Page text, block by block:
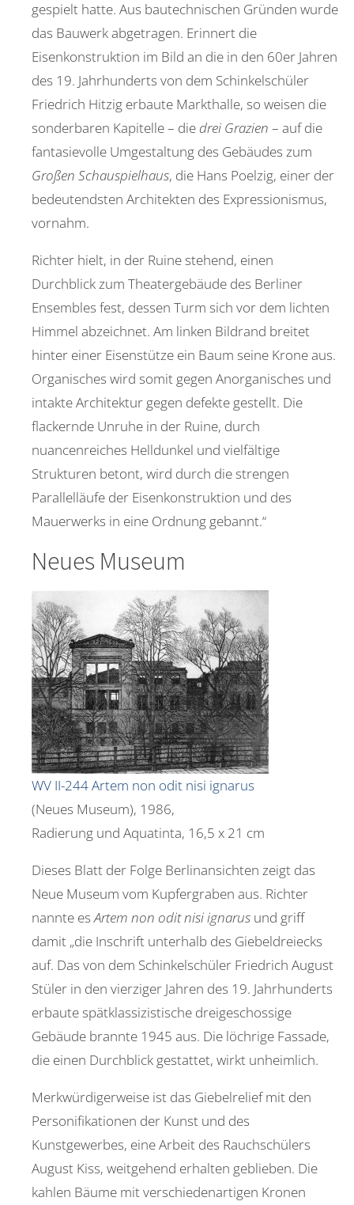
gespielt hatte. Aus bautechnischen Gründen wurde
das Bauwerk abgetragen. Erinnert die
Eisenkonstruktion im Bild an die in den 60er Jahren
des 19. Jahrhunderts von dem Schinkelschüler
Friedrich Hitzig erbaute Markthalle, so weisen die
sonderbaren Kapitelle – die drei Grazien – auf die
fantasievolle Umgestaltung des Gebäudes zum
Großen Schauspielhaus, die Hans Poelzig, einer der
bedeutendsten Architekten des Expressionismus,
vornahm.
Richter hielt, in der Ruine stehend, einen
Durchblick zum Theatergebäude des Berliner
Ensembles fest, dessen Turm sich vor dem lichten
Himmel abzeichnet. Am linken Bildrand breitet
hinter einer Eisenstütze ein Baum seine Krone aus.
Organisches wird somit gegen Anorganisches und
intakte Architektur gegen defekte gestellt. Die
flackernde Unruhe in der Ruine, durch
nuancenreiches Helldunkel und vielfältige
Strukturen betont, wird durch die strengen
Parallelläufe der Eisenkonstruktion und des
Mauerwerks in eine Ordnung gebannt.“
Neues Museum
WV II-244 Artem non odit nisi ignarus
(Neues Museum), 1986,
Radierung und Aquatinta, 16,5 x 21 cm
Dieses Blatt der Folge Berlinansichten zeigt das
Neue Museum vom Kupfergraben aus. Richter
nannte es Artem non odit nisi ignarus und griff
damit „die Inschrift unterhalb des Giebeldreiecks
auf. Das von dem Schinkelschüler Friedrich August
Stüler in den vierziger Jahren des 19. Jahrhunderts
erbaute spätklassizistische dreigeschossige
Gebäude brannte 1945 aus. Die löchrige Fassade,
die einen Durchblick gestattet, wirkt unheimlich.
Merkwürdigerweise ist das Giebelrelief mit den
Personifikationen der Kunst und des
Kunstgewerbes, eine Arbeit des Rauchschülers
August Kiss, weitgehend erhalten geblieben. Die
kahlen Bäume mit verschiedenartigen Kronen